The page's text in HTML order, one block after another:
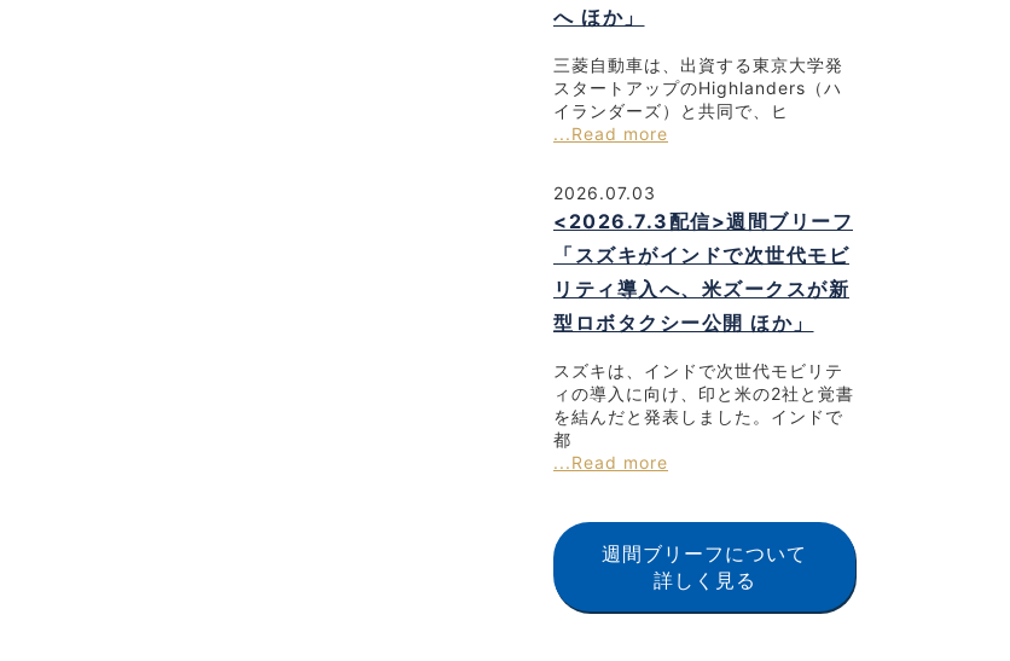
へ ほか」
三菱自動車は、出資する東京大学発
スタートアップのHighlanders（ハ
イランダーズ）と共同で、ヒ
...Read more
2026.07.03
<2026.7.3配信>週間ブリーフ
「スズキがインドで次世代モビ
リティ導入へ、米ズークスが新
型ロボタクシー公開 ほか」
スズキは、インドで次世代モビリテ
ィの導入に向け、印と米の2社と覚書
を結んだと発表しました。インドで
都
...Read more
週間ブリーフについて
詳しく見る